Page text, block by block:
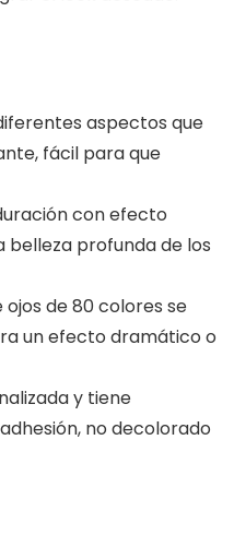
aspectos que
fácil para que
con efecto
profunda de los
de 80 colores se
un efecto dramático o
y tiene
no decolorado